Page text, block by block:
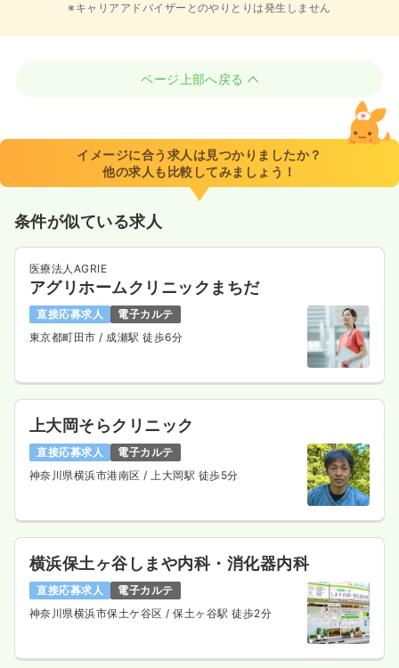
※キャリアアドバイザーとのやりとりは発生しません
ページ上部へ戻る
イメージに合う求人は見つかりましたか？
他の求人も比較してみましょう！
条件が似ている求人
医療法人AGRIE
アグリホームクリニックまちだ
直接応募求人
電子カルテ
東京都町田市/ 成瀬駅 徒歩6分
上大岡そらクリニック
直接応募求人
電子カルテ
神奈川県横浜市港南区/ 上大岡駅 徒歩5分
横浜保土ヶ谷しまや内科・消化器内科
直接応募求人
電子カルテ
神奈川県横浜市保土ケ谷区/ 保土ヶ谷駅 徒歩2分